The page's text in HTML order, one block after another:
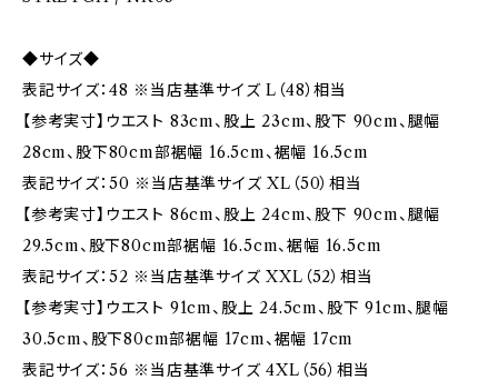
◆サイズ◆
表記サイズ：48 ※当店基準サイズ L（48）相当
【参考実寸】ウエスト 83cm、股上 23cm、股下 90cm、腿幅
28cm、股下80cm部裾幅 16.5cm、裾幅 16.5cm
表記サイズ：50 ※当店基準サイズ XL（50）相当
【参考実寸】ウエスト 86cm、股上 24cm、股下 90cm、腿幅
29.5cm、股下80cm部裾幅 16.5cm、裾幅 16.5cm
表記サイズ：52 ※当店基準サイズ XXL（52）相当
【参考実寸】ウエスト 91cm、股上 24.5cm、股下 91cm、腿幅
30.5cm、股下80cm部裾幅 17cm、裾幅 17cm
表記サイズ：56 ※当店基準サイズ 4XL（56）相当